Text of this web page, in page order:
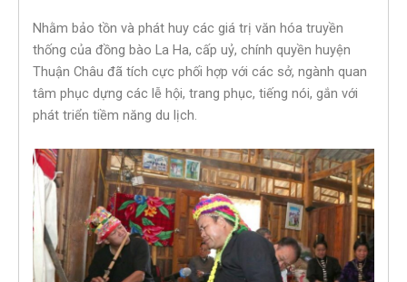
Nhằm bảo tồn và phát huy các giá trị văn hóa truyền
thống của đồng bào La Ha, cấp uỷ, chính quyền huyện
Thuận Châu đã tích cực phối hợp với các sở, ngành quan
tâm phục dựng các lễ hội, trang phục, tiếng nói, gắn với
phát triển tiềm năng du lịch.